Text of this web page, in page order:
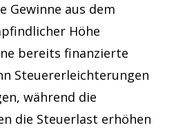
Gewinne aus dem
Höhe
bereits finanzierte
Steuererleichterungen
während die
die Steuerlast erhöhen